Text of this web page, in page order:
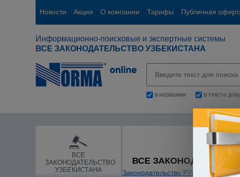
Новости Акции О компании Тарифы Публичная
Информационно-поисковые и экспертные системы
ВСЕ ЗАКОНОДАТЕЛЬСТВО УЗБЕКИСТАНА
в названии в тексте
ВСЕ
ЗАКОНОДАТЕЛЬСТВО
УЗБЕКИСТАНА
ВСЕ
Законодательство РУз